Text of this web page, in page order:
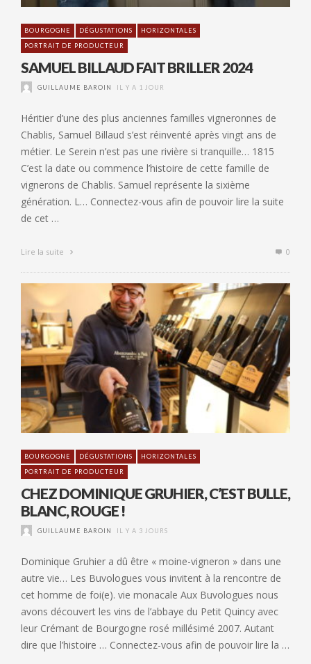
BOURGOGNE DÉGUSTATIONS
HORIZONTALES
PORTRAIT DE PRODUCTEUR
SAMUEL BILLAUD FAIT BRILLER 2024
GUILLAUME BAROIN IL Y A 1 JOUR
Héritier d’une des plus anciennes familles vigneronnes de
Chablis, Samuel Billaud s’est réinventé après vingt ans de
métier. Le Serein n’est pas une rivière si tranquille… 1815
C’est la date ou commence l’histoire de cette famille de
vignerons de Chablis. Samuel représente la sixième
génération. L… Connectez-vous afin de pouvoir lire la suite
de cet …
Lire la suite 0
BOURGOGNE DÉGUSTATIONS
HORIZONTALES
PORTRAIT DE PRODUCTEUR
CHEZ DOMINIQUE GRUHIER, C’EST BULLE,
BLANC, ROUGE !
GUILLAUME BAROIN IL Y A 3 JOURS
Dominique Gruhier a dû être « moine-vigneron » dans une
autre vie… Les Buvologues vous invitent à la rencontre de
cet homme de foi(e). vie monacale Aux Buvologues nous
avons découvert les vins de l’abbaye du Petit Quincy avec
leur Crémant de Bourgogne rosé millésimé 2007. Autant
dire que l’histoire … Connectez-vous afin de pouvoir lire la …